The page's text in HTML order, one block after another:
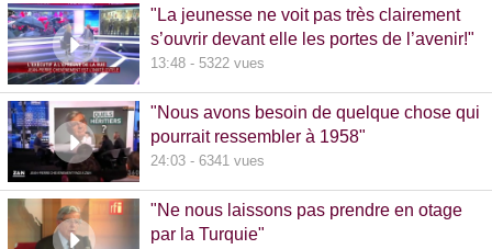
"La jeunesse ne voit pas très clairement
s’ouvrir devant elle les portes de l’avenir!"
13:48 - 5322 vues
"Nous avons besoin de quelque chose qui
pourrait ressembler à 1958"
24:03 - 6341 vues
"Ne nous laissons pas prendre en otage
par la Turquie"